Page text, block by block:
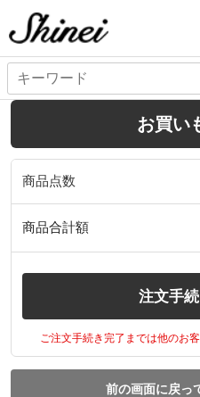
お買い
商品点数
商品合計額
注文手
ご注文手続き完了までは他のお
前の画面に戻っ